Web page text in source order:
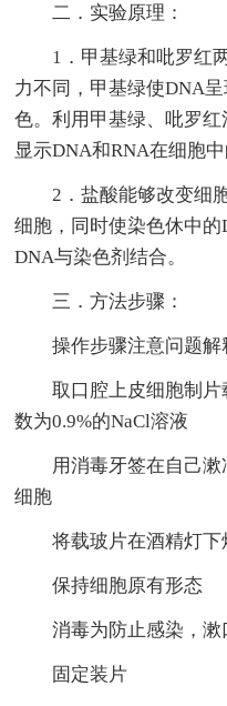
二．实验原理：
1．甲基绿和吡罗红两
力不同，甲基绿使DNA
色。利用甲基绿、吡罗
显示DNA和RNA在细胞中
2．盐酸能够改变细胞
细胞，同时使染色休中
DNA与染色剂结合。
三．方法步骤：
操作步骤注意问题解
取口腔上皮细胞制片
数为0.9%的NaCl溶液
用消毒牙签在自己漱
细胞
将载玻片在酒精灯下
保持细胞原有形态
消毒为防止感染，漱
固定装片